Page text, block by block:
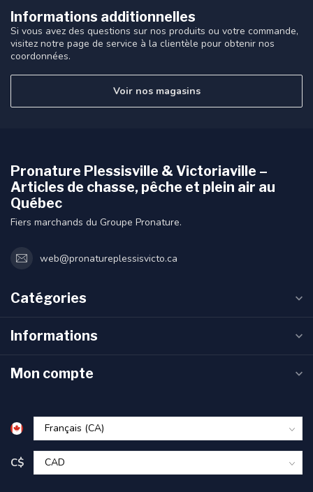
Informations additionnelles
Si vous avez des questions sur nos produits ou votre commande,
visitez notre page de service à la clientèle pour obtenir nos
coordonnées.
Voir nos magasins
Pronature Plessisville & Victoriaville –
Articles de chasse, pêche et plein air au
Québec
Fiers marchands du Groupe Pronature.
web@pronatureplessisvicto.ca
Catégories
Informations
Mon compte
C$